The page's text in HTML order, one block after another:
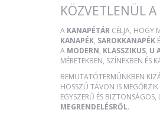
KÖZVETLENÜL
A KANAPÉTÁR CÉLJA, HOGY
KANAPÉK, SAROKKANAPÉK
A MODERN, KLASSZIKUS, U
MÉRETEKBEN, SZÍNEKBEN ÉS
BEMUTATÓTERMÜNKBEN
HOSSZÚ TÁVON IS MEGŐRZIK
EGYSZERŰ ÉS BIZTONSÁGOS,
MEGRENDELÉSRŐL.